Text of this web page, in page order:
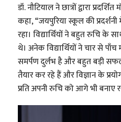
डॉ. नौटियाल ने छात्रों द्वारा
कहा, “जयपुरिया स्कूल की
रहा। विद्यार्थियों ने बहुत रुचि के
थे। अनेक विद्यार्थियों ने चार से
समर्पण दुर्लभ है और बहुत बड़ी
तैयार कर रहे हैं और विज्ञान के
प्रति अपनी रुचि को आगे भी बनाए